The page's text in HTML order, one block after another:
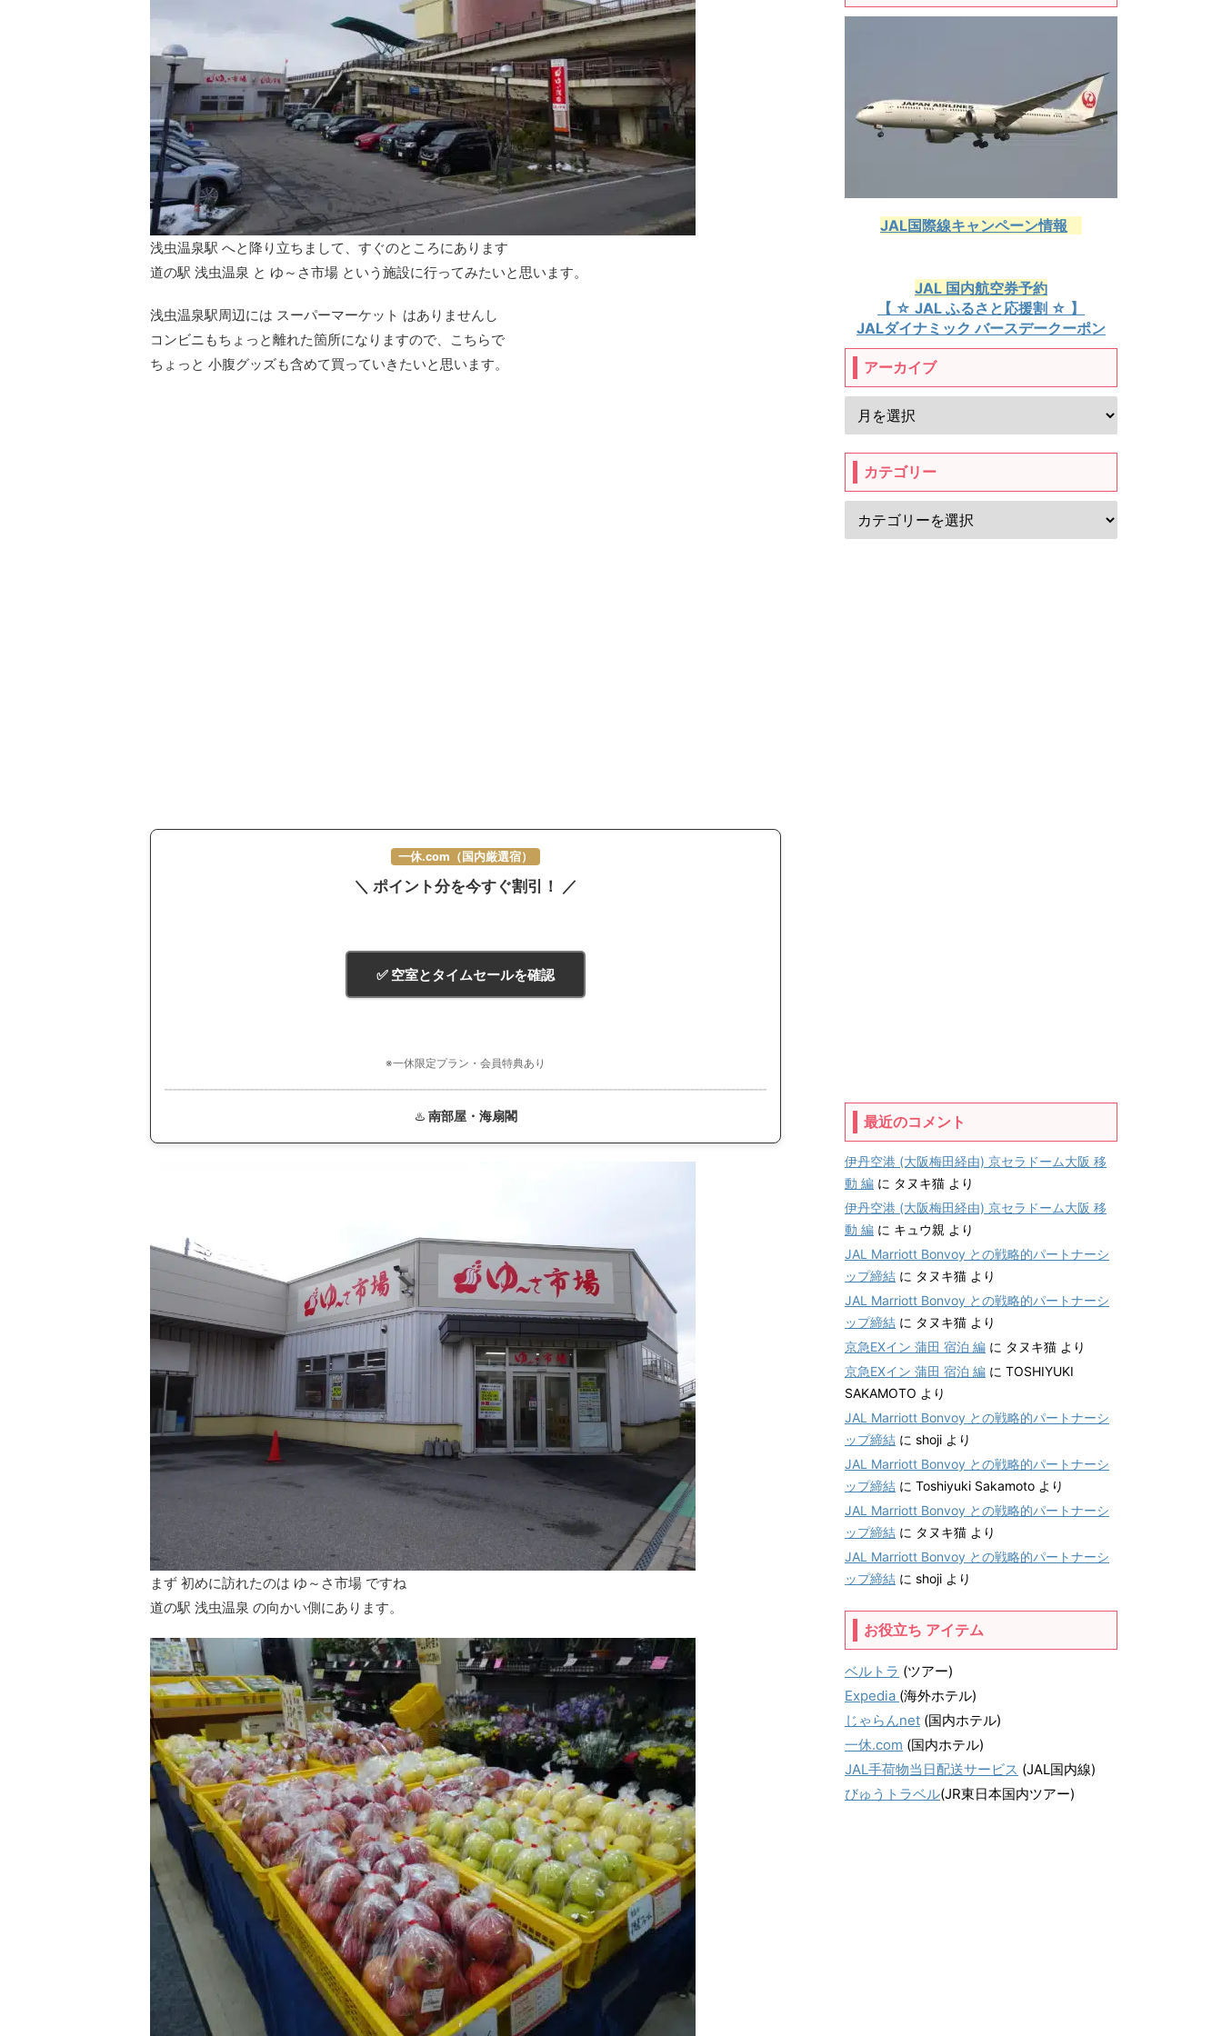
浅虫温泉駅 へと降り立ちまして、すぐのところにあります
道の駅 浅虫温泉 と ゆ～さ市場 という施設に行ってみたいと思います。
浅虫温泉駅周辺には スーパーマーケット はありませんし
コンビニもちょっと離れた箇所になりますので、こちらで
ちょっと 小腹グッズも含めて買っていきたいと思います。
一休.com（国内厳選宿）
＼ ポイント分を今すぐ割引！ ／
✅ 空室とタイムセールを確認
※一休限定プラン・会員特典あり
♨️ 南部屋・海扇閣
まず 初めに訪れたのは ゆ～さ市場 ですね
道の駅 浅虫温泉 の向かい側にあります。
JAL国際線キャンペーン情報
JAL 国内航空券予約
【 ☆ JAL ふるさと応援割 ☆ 】
JALダイナミック バースデークーポン
アーカイブ
カテゴリー
最近のコメント
伊丹空港 (大阪梅田経由) 京セラドーム大阪 移
動 編 に タヌキ猫 より
伊丹空港 (大阪梅田経由) 京セラドーム大阪 移
動 編 に キュウ親 より
JAL Marriott Bonvoy との戦略的パートナーシ
ップ締結 に タヌキ猫 より
JAL Marriott Bonvoy との戦略的パートナーシ
ップ締結 に タヌキ猫 より
京急EXイン 蒲田 宿泊 編 に タヌキ猫 より
京急EXイン 蒲田 宿泊 編 に TOSHIYUKI
SAKAMOTO より
JAL Marriott Bonvoy との戦略的パートナーシ
ップ締結 に shoji より
JAL Marriott Bonvoy との戦略的パートナーシ
ップ締結 に Toshiyuki Sakamoto より
JAL Marriott Bonvoy との戦略的パートナーシ
ップ締結 に タヌキ猫 より
JAL Marriott Bonvoy との戦略的パートナーシ
ップ締結 に shoji より
お役立ち アイテム
ベルトラ (ツアー)
Expedia (海外ホテル)
じゃらんnet (国内ホテル)
一休.com (国内ホテル)
JAL手荷物当日配送サービス (JAL国内線)
びゅうトラベル(JR東日本国内ツアー)